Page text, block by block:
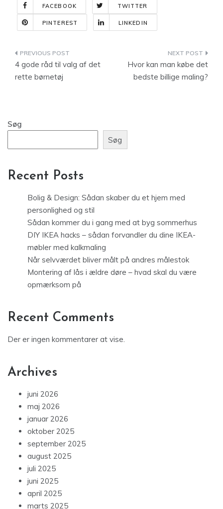
FACEBOOK TWITTER
PINTEREST LINKEDIN
Indlægsnavigation
4 gode råd til valg af det
rette børnetøj
Hvor kan man købe det
bedste billige maling?
Søg
Søg
Recent Posts
Bolig & Design: Sådan skaber du et hjem med
personlighed og stil
Sådan kommer du i gang med at byg sommerhus
DIY IKEA hacks – sådan forvandler du dine IKEA-
møbler med kalkmaling
Når selvværdet bliver målt på andres målestok
Montering af lås i ældre døre – hvad skal du være
opmærksom på
Recent Comments
Der er ingen kommentarer at vise.
Archives
juni 2026
maj 2026
januar 2026
oktober 2025
september 2025
august 2025
juli 2025
juni 2025
april 2025
marts 2025